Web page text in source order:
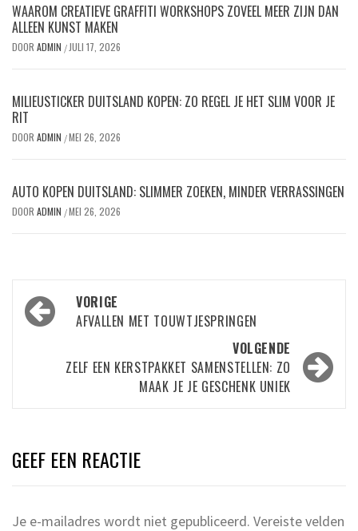
WAAROM CREATIEVE GRAFFITI WORKSHOPS ZOVEEL MEER ZIJN DAN
ALLEEN KUNST MAKEN
DOOR ADMIN / JULI 17, 2026
MILIEUSTICKER DUITSLAND KOPEN: ZO REGEL JE HET SLIM VOOR JE
RIT
DOOR ADMIN /MEI 26, 2026
AUTO KOPEN DUITSLAND: SLIMMER ZOEKEN, MINDER VERRASSINGEN
DOOR ADMIN /MEI 26, 2026
Bericht
navigatie
VORIGE
AFVALLEN MET TOUWTJESPRINGEN
VOLGENDE
ZELF EEN KERSTPAKKET SAMENSTELLEN: ZO
MAAK JE JE GESCHENK UNIEK
GEEF EEN REACTIE
Je e-mailadres wordt niet gepubliceerd. Vereiste velden